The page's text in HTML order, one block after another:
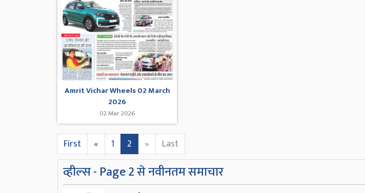
Amrit Vichar Wheels 02 March
2026
02 Mar 2026
First « 1 2 » Last
व्हील्स - Page 2 से नवीनतम समाचार